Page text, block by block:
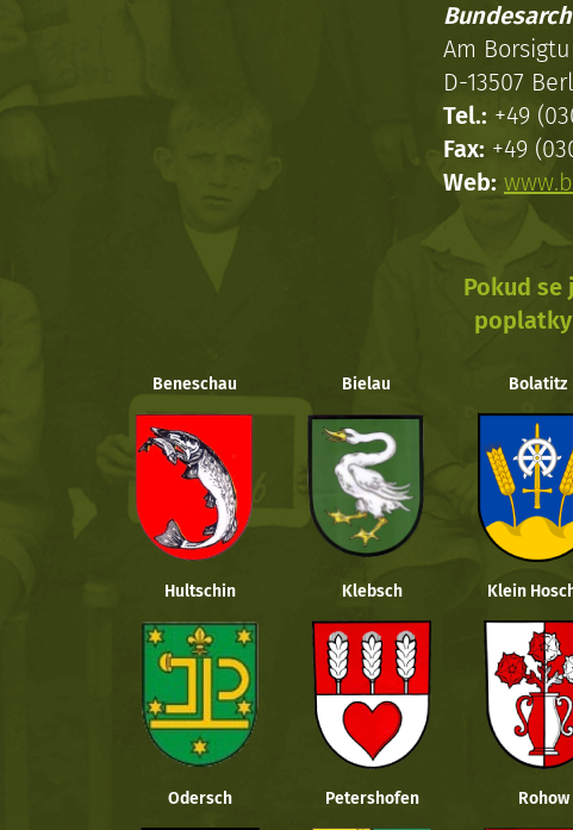
Am
D-13507
Tel.: +49
Fax: +49
Web:
Pokud
Beneschau Bielau Bolatitz
Hultschin Klebsch Klein
Odersch Petershofen Rohow